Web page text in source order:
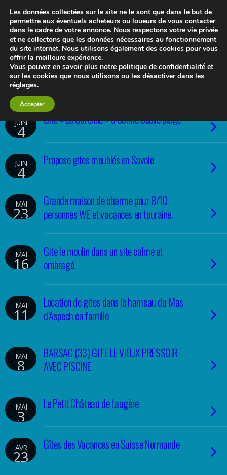
Le blog 3d-immo-visites
JUIN
4
Gîte « La Garenne » à Sainte Cécile plage
JUIN
4
Propose gites meublés en Savoie
MAI
23
Grande maison de charme pour 8/10
personnes WE et vacances en touraine.
MAI
16
Gite le moulin dans un site calme et
ombragé
MAI
11
Location de gites dans le hameau du Mas
d’Aspech en famille
MAI
8
BARSAC (33) GITE LE VIEUX PRESSOIR
AVEC PISCINE
MAI
3
Le Petit Château de Laugère
AVR
23
Gîtes des Vacances en Suisse Normande
Les données collectées sur le site ne le sont que dans le but de
permettre aux éventuels acheteurs ou loueurs de vous contacter
dans le cadre de votre annonce. Nous respectons votre vie privée
et ne collectons que les données nécessaires au fonctionnement
du site internet. Nous utilisons également des cookies pour vous
offrir la meilleure expérience.
Vous pouvez en savoir plus notre politique de confidentialité et
sur les cookies que nous utilisons ou les désactiver dans les
réglages.
Accepter